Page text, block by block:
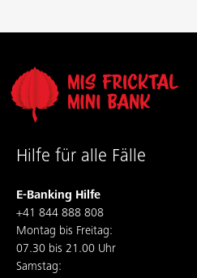
Hilfe für alle Fälle
E-Banking Hilfe
+41 844 888 808
Montag bis Freitag:
07.30 bis 21.00 Uhr
Samstag: